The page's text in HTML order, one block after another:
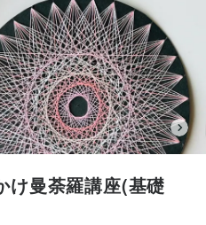
け曼荼羅講座(基礎